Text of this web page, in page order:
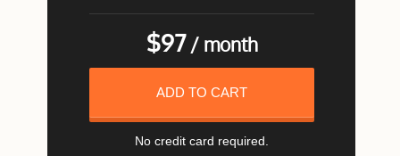
$97/ month
ADD TO CART
No credit card required.